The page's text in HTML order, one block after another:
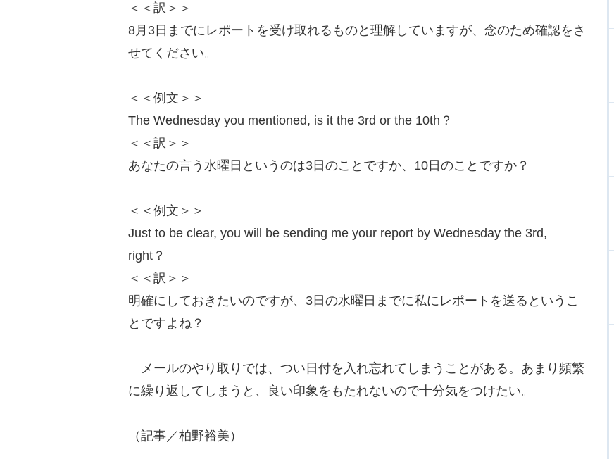
＜＜訳＞＞
8月3日までにレポートを受け取れるものと理解していますが、念のため確認をさ
せてください。
＜＜例文＞＞
The Wednesday you mentioned, is it the 3rd or the 10th？
＜＜訳＞＞
あなたの言う水曜日というのは3日のことですか、10日のことですか？
＜＜例文＞＞
Just to be clear, you will be sending me your report by Wednesday the 3rd,
right？
＜＜訳＞＞
明確にしておきたいのですが、3日の水曜日までに私にレポートを送るというこ
とですよね？
メールのやり取りでは、つい日付を入れ忘れてしまうことがある。あまり頻繁
に繰り返してしまうと、良い印象をもたれないので十分気をつけたい。
（記事／柏野裕美）